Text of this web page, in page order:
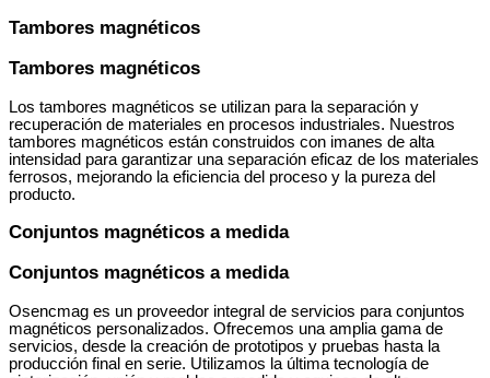
Tambores magnéticos
Tambores magnéticos
Los tambores magnéticos se utilizan para la separación y
recuperación de materiales en procesos industriales. Nuestros
tambores magnéticos están construidos con imanes de alta
intensidad para garantizar una separación eficaz de los materiales
ferrosos, mejorando la eficiencia del proceso y la pureza del
producto.
Conjuntos magnéticos a medida
Conjuntos magnéticos a medida
Osencmag es un proveedor integral de servicios para conjuntos
magnéticos personalizados. Ofrecemos una amplia gama de
servicios, desde la creación de prototipos y pruebas hasta la
producción final en serie. Utilizamos la última tecnología de